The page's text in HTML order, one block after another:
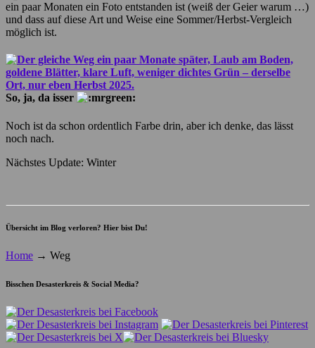
ein paar Monaten ein Foto entstanden ist (weiß der Geier warum …)
und dass auf diese Art und Weise eine Sommer/Herbst-Vergleich
möglich ist.
So, ja, da isser
Noch ist da schon ordentlich Farbe drin, aber ich denke, das lässt
noch nach.
Nächstes Update: Winter
Übersicht im Blog verloren? Hier bist Du!
Home → Weg
Bisschen Desasterkreis & Social Media?